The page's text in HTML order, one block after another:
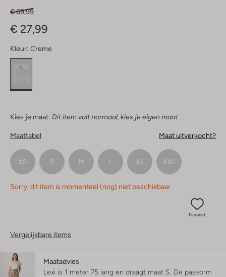
€ 69,99
€ 27,99
Kleur: Creme
Kies je maat: Dit item valt normaal, kies je eigen maat
Maattabel Maat uitverkocht?
XS S M L XL XXL
Sorry, dit item is momenteel (nog) niet beschikbaar.
Favoriet
Vergelijkbare items
Maatadvies
Lexi is 1 meter 75 lang en draagt maat S. De pasvorm